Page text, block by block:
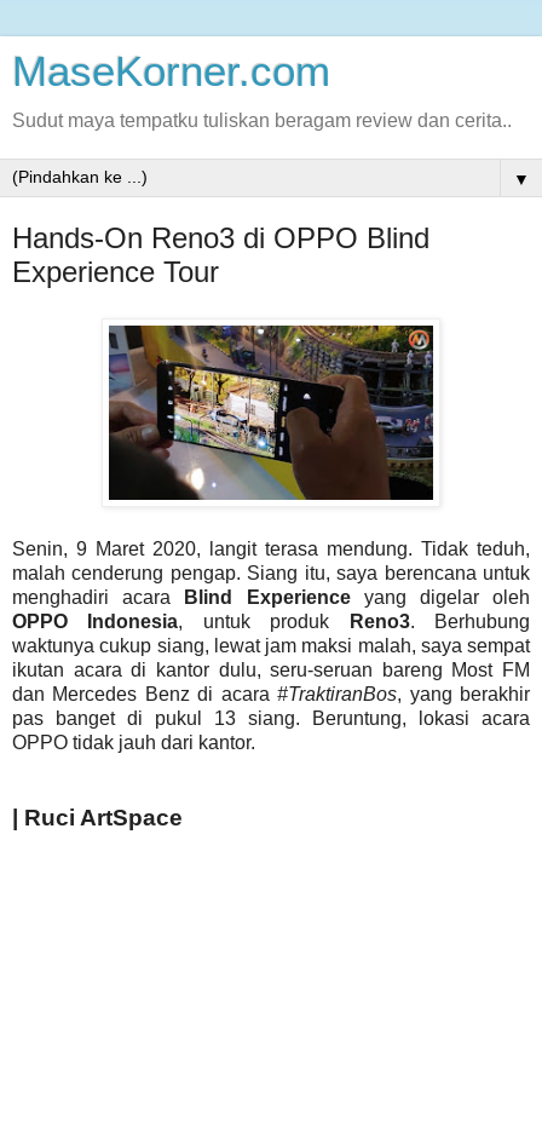
MaseKorner.com
Sudut maya tempatku tuliskan beragam review dan cerita..
▼
Hands-On Reno3 di OPPO Blind
Experience Tour
Senin, 9 Maret 2020, langit terasa mendung. Tidak teduh,
malah cenderung pengap. Siang itu, saya berencana untuk
menghadiri acara
Blind Experienceyang digelar oleh
OPPO Indonesia, untuk produk Reno3. Berhubung
waktunya cukup siang, lewat jam maksi malah, saya sempat
ikutan acara di kantor dulu, seru-seruan bareng Most FM
dan Mercedes Benz di acara#TraktiranBos, yang berakhir
pas banget di pukul 13 siang. Beruntung, lokasi acara
OPPO tidak jauh dari kantor.
| Ruci ArtSpace